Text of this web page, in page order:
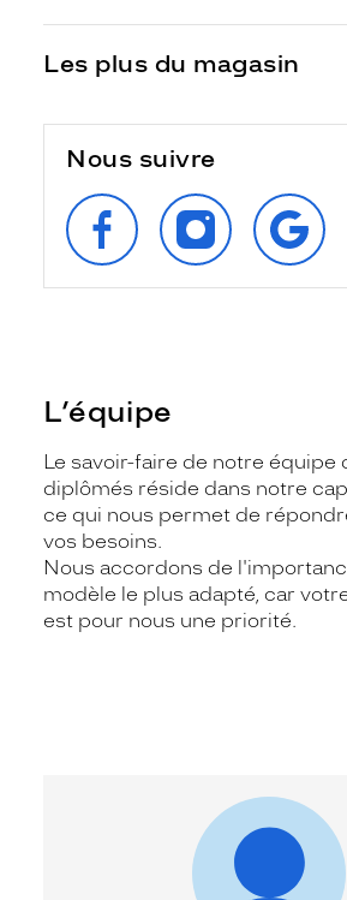
Les plus du magasin
Nous suivre
SUIVEZ‑NOUS
SUR
FACEBOOK
SUIVEZ‑NOUS
SUR
INSTAGRAM
SUR
GOOGLE
L’équipe
Le savoir-faire de notre équipe
diplômés réside dans notre
ce qui nous permet de
vos besoins.
Nous accordons de
modèle le plus adapté, car
est pour nous une priorité.